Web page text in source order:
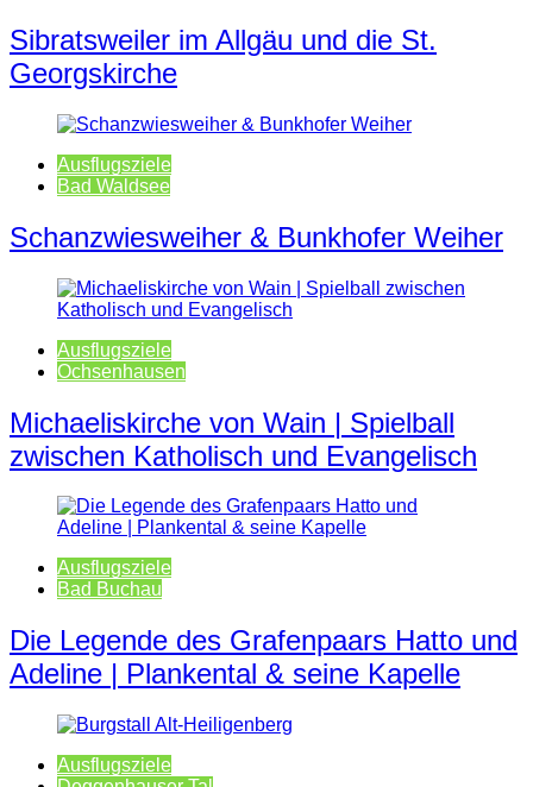
Sibratsweiler im Allgäu und die St.
Georgskirche
Ausflugsziele
Bad Waldsee
Schanzwiesweiher & Bunkhofer Weiher
Ausflugsziele
Ochsenhausen
Michaeliskirche von Wain | Spielball
zwischen Katholisch und Evangelisch
Ausflugsziele
Bad Buchau
Die Legende des Grafenpaars Hatto und
Adeline | Plankental & seine Kapelle
Ausflugsziele